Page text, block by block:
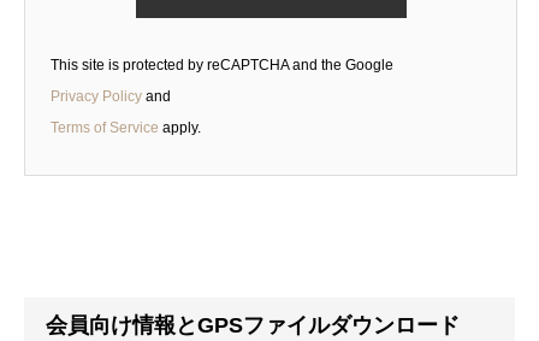
This site is protected by reCAPTCHA and the Google
Privacy Policy and
Terms of Service apply.
会員向け情報とGPSファイルダウンロード